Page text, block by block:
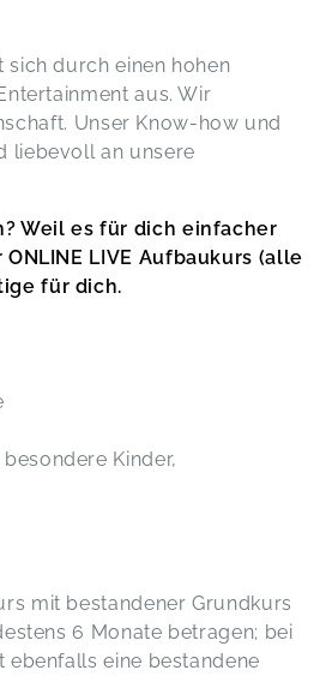
durch einen hohen
aus. Wir
Unser Know-how und
liebevoll an unsere
Weil es für dich einfacher
LIVE Aufbaukurs (alle
für dich.
Kinder,
mit bestandener Grundkurs
6 Monate betragen; bei
ebenfalls eine bestandene